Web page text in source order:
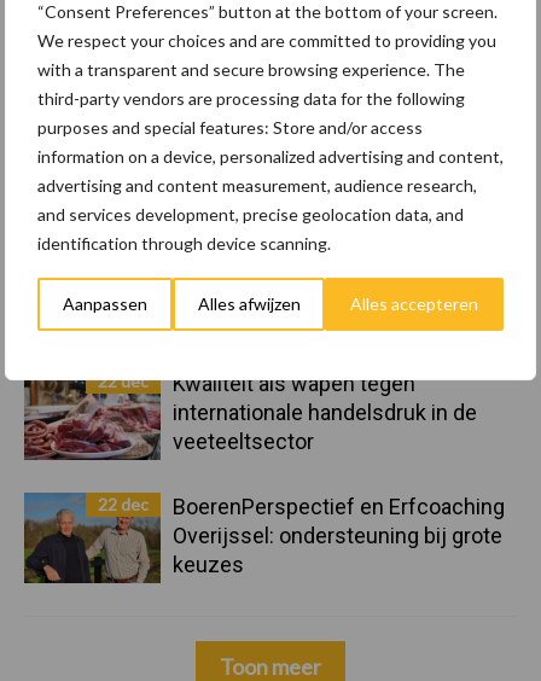
“Consent Preferences” button at the bottom of your screen.
We respect your choices and are committed to providing you
with a transparent and secure browsing experience. The
third-party vendors are processing data for the following
purposes and special features: Store and/or access
information on a device, personalized advertising and content,
advertising and content measurement, audience research,
and services development, precise geolocation data, and
identification through device scanning.
Aanpassen Alles afwijzen Alles accepteren
Belastingdienst publiceert
Landelijke Landbouwnormen 2025
10 praktisch tips om je voor te
bereiden op mogelijke uitval van het
stroomnet
maar tempo vlakt af
22 dec
Kwaliteit als wapen tegen
internationale handelsdruk in de
veeteeltsector
22 dec
BoerenPerspectief en Erfcoaching
Overijssel: ondersteuning bij grote
keuzes
Toon meer